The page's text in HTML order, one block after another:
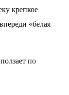
крепкое
«белая
по